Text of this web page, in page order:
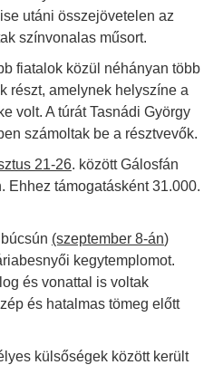
utáni összejövetelen az
színvonalas műsort.
fiatalok közül néhányan több
részt, amelynek helyszíne a
volt. A túrát Tasnádi György
számoltak be a résztvevők.
21-26. között Gálosfán
Ehhez támogatásként 31.000.
(szeptember 8-án)
kegytemplomot.
és vonattal is voltak
és hatalmas tömeg előtt
külsőségek között került